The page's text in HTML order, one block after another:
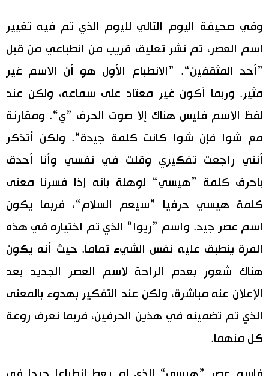
وفي صحيفة اليوم التالي لليوم الذي تم فيه تغيير
اسم العصر، تم نشر تعليق قريب من انطباعي من قبل
”أحد المثقفين“. ”الانطباع الأول هو أن الاسم غير
مثير. وربما أكون غير معتاد على سماعه، ولكن عند
لفظ الاسم فليس هناك إلا صوت الحرف ”ي“. ومقارنة
مع شوا فإن شوا كانت كلمة جيدة“. ولكن أتذكر
أنني راجعت تفكيري وقلت في نفسي وأنا أحدق
بأحرف كلمة ”هيسي“ لوهلة بأنه إذا فسرنا معنى
كلمة هيسي حرفيا ”سيعم السلام“، فربما يكون
اسم عصر جيد. واسم ”ريوا“ الذي تم اختياره في هذه
المرة ينطبق عليه نفس الشيء تماما. حيث أنه يكون
هناك شعور بعدم الراحة لاسم العصر الجديد بعد
الإعلان عنه مباشرة، ولكن عند التفكير بهدوء بالمعنى
الذي تم تضمينه في هذين الحرفين، فربما نعرف روعة
كل منهما.